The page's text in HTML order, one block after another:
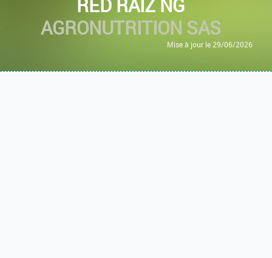
RED RAIZ NG
AGRONUTRITION SAS
Mise à jour le 29/06/2026